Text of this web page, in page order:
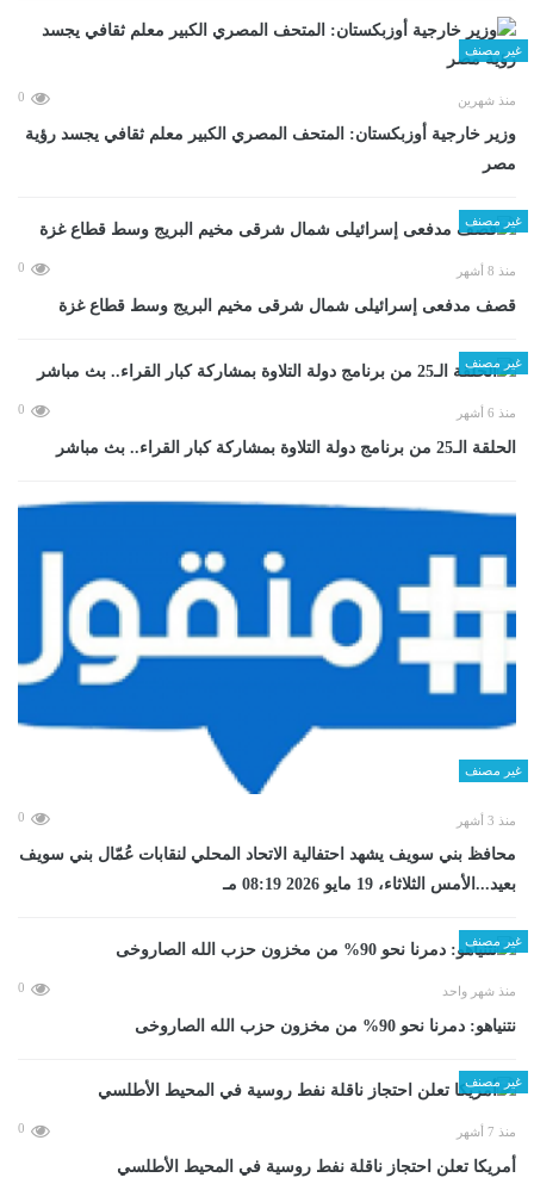
غير مصنف
منذ شهرين 0
وزير خارجية أوزبكستان: المتحف المصري الكبير معلم ثقافي يجسد رؤية
مصر
غير مصنف
منذ 8 أشهر 0
قصف مدفعى إسرائيلى شمال شرقى مخيم البريج وسط قطاع غزة
غير مصنف
منذ 6 أشهر 0
الحلقة الـ25 من برنامج دولة التلاوة بمشاركة كبار القراء.. بث مباشر
غير مصنف
منذ 3 أشهر 0
محافظ بني سويف يشهد احتفالية الاتحاد المحلي لنقابات عُمّال بني سويف
بعيد...الأمس الثلاثاء، 19 مايو 2026 08:19 مـ
غير مصنف
منذ شهر واحد 0
نتنياهو: دمرنا نحو 90% من مخزون حزب الله الصاروخى
غير مصنف
منذ 7 أشهر 0
أمريكا تعلن احتجاز ناقلة نفط روسية في المحيط الأطلسي